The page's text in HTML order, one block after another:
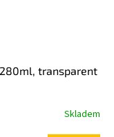
280ml, transparent
Skladem